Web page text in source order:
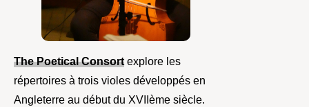
The Poetical Consort explore les
répertoires à trois violes développés en
Angleterre au début du XVIIème siècle.